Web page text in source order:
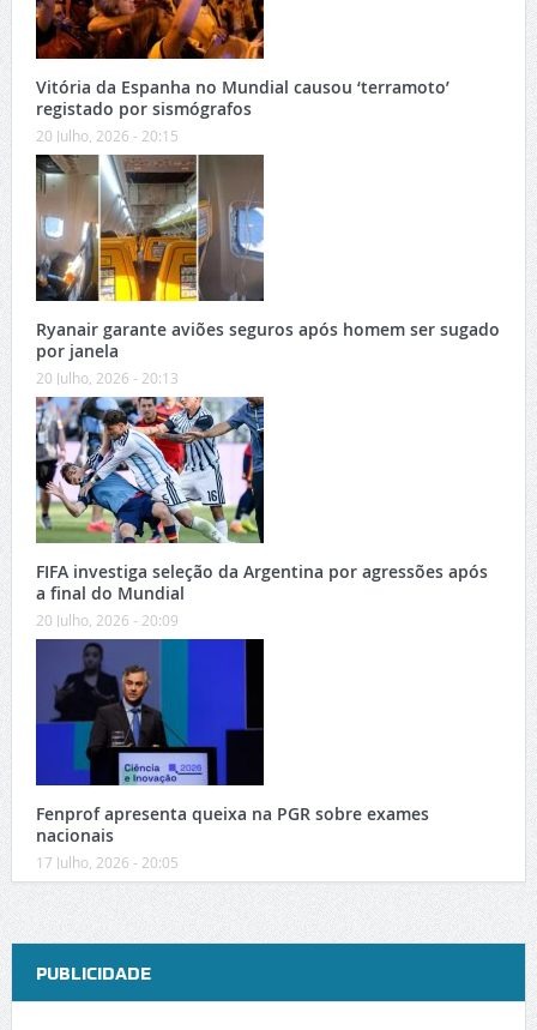
Vitória da Espanha no Mundial causou ‘terramoto’
registado por sismógrafos
20 Julho, 2026 - 20:15
Ryanair garante aviões seguros após homem ser sugado
por janela
20 Julho, 2026 - 20:13
FIFA investiga seleção da Argentina por agressões após
a final do Mundial
20 Julho, 2026 - 20:09
Fenprof apresenta queixa na PGR sobre exames
nacionais
17 Julho, 2026 - 20:05
PUBLICIDADE